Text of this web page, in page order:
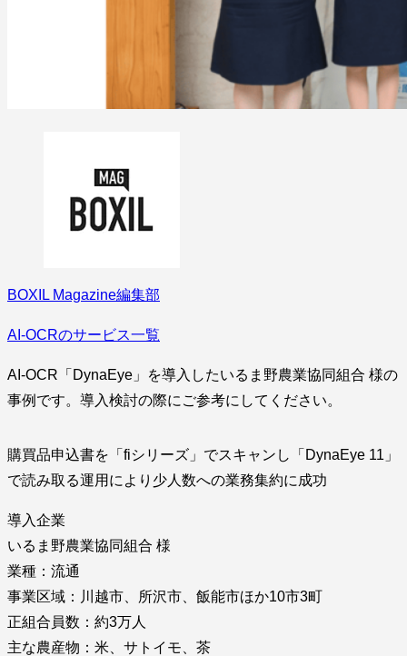
BOXIL Magazine編集部
AI-OCRのサービス一覧
AI-OCR「DynaEye」を導入したいるま野農業協同組合 様の
事例です。導入検討の際にご参考にしてください。
購買品申込書を「fiシリーズ」でスキャンし「DynaEye 11」
で読み取る運用により少人数への業務集約に成功
導入企業
いるま野農業協同組合 様
業種：流通
事業区域：川越市、所沢市、飯能市ほか10市3町
正組合員数：約3万人
主な農産物：米、サトイモ、茶